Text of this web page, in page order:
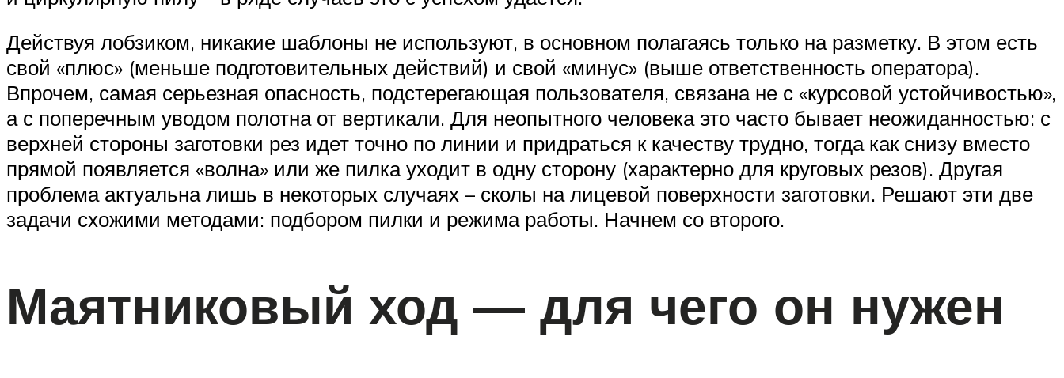
Действуя лобзиком, никакие шаблоны не используют, в основном полагаясь только на разметку. В этом есть
свой «плюс» (меньше подготовительных действий) и свой «минус» (выше ответственность оператора).
Впрочем, самая серьезная опасность, подстерегающая пользователя, связана не с «курсовой устойчивостью»,
а с поперечным уводом полотна от вертикали. Для неопытного человека это часто бывает неожиданностью: с
верхней стороны заготовки рез идет точно по линии и придраться к качеству трудно, тогда как снизу вместо
прямой появляется «волна» или же пилка уходит в одну сторону (характерно для круговых резов). Другая
проблема актуальна лишь в некоторых случаях – сколы на лицевой поверхности заготовки. Решают эти две
задачи схожими методами: подбором пилки и режима работы. Начнем со второго.
Маятниковый ход — для чего он нужен